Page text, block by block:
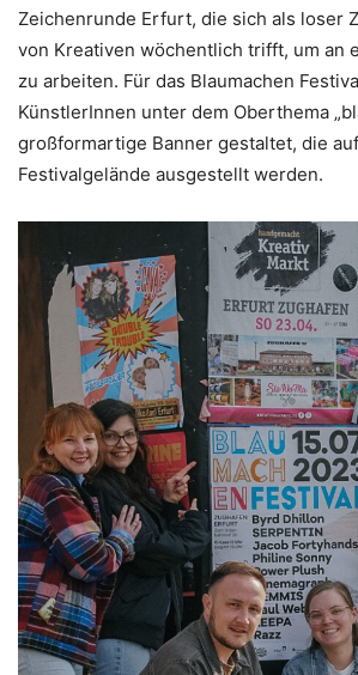
Zeichenrunde Erfurt, die sich als loser
von Kreativen wöchentlich trifft, um an
zu arbeiten. Für das Blaumachen
KünstlerInnen unter dem Oberthema
großformartige Banner gestaltet, die
Festivalgelände ausgestellt werden.